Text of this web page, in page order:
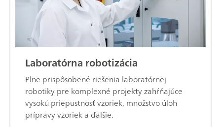
Laboratórna robotizácia
Plne prispôsobené riešenia laboratórnej
robotiky pre komplexné projekty zahŕňajúce
vysokú priepustnosť vzoriek, množstvo úloh
prípravy vzoriek a ďalšie.